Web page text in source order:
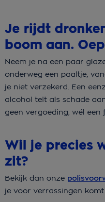
Je rijdt
boom aan.
Neem je na een paar
onderweg een paaltje,
je niet verzekerd. Een
alcohol telt als schade
geen vergoeding, wél een
Wil je precies
zit?
Bekijk dan onze
je voor verrassingen